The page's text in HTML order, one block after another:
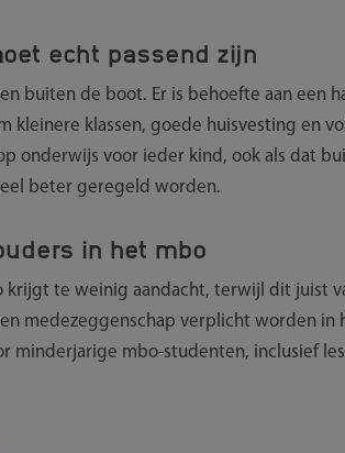
echt passend zijn
buiten de boot. Er is behoefte aan een
kleinere klassen, goede huisvesting en
onderwijs voor ieder kind, ook als dat
beter geregeld worden.
in het mbo
te weinig aandacht, terwijl dit juist
medezeggenschap verplicht worden in
minderjarige mbo-studenten, inclusief